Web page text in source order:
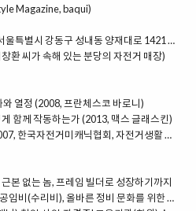
Magazine, baqui)
별시 강동구 성내동 양재대로 1421 오디타워)
환 씨가 속해 있는 분당의 자전거 매장)
열정 (2008, 프란체스코 바로니)
함께 작동하는가 (2013, 맥스 글래스킨)
국자전거미캐닉협회, 자전거생활 편집부)
본 없는 놈, 프레임 빌더로 성장하기까지
비(수리비), 올바른 정비 문화를 위한 단상